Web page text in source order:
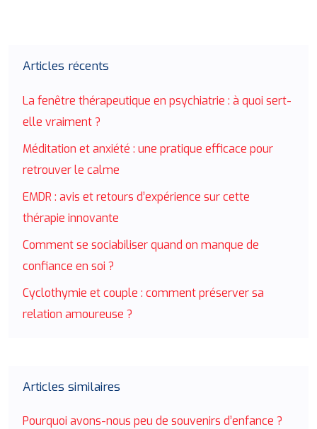
Articles récents
La fenêtre thérapeutique en psychiatrie : à quoi sert-
elle vraiment ?
Méditation et anxiété : une pratique efficace pour
retrouver le calme
EMDR : avis et retours d’expérience sur cette
thérapie innovante
Comment se sociabiliser quand on manque de
confiance en soi ?
Cyclothymie et couple : comment préserver sa
relation amoureuse ?
Articles similaires
Pourquoi avons-nous peu de souvenirs d’enfance ?